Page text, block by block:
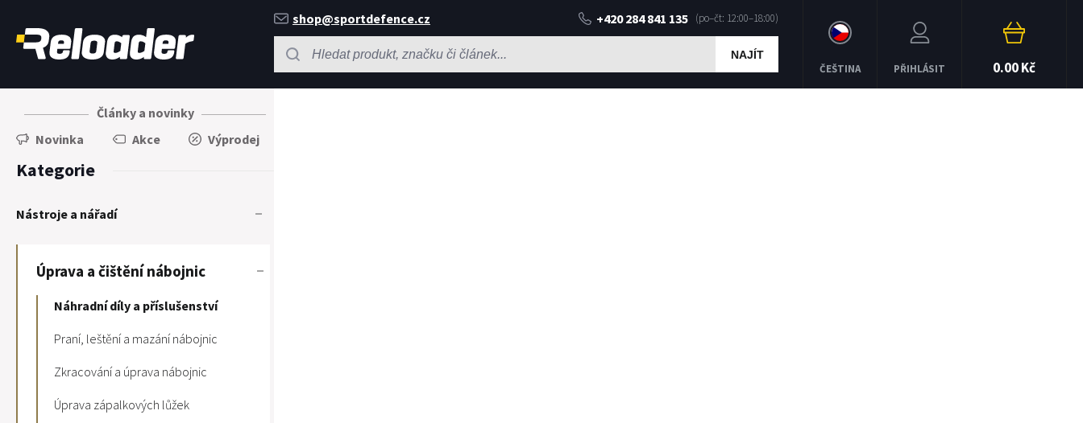
shop@sportdefence.cz +420 284 841 135
NAJÍT
ČEŠTINA PŘIHLÁSIT 0.00 Kč
Články a novinky
Novinka
Akce Výprodej
Kategorie
Nástroje a nářadí
Úprava a čištění nábojnic
Náhradní díly a příslušenství
Praní, leštění a mazání nábojnic
Zkracování a úprava nábojnic
Úprava zápalkových lůžek